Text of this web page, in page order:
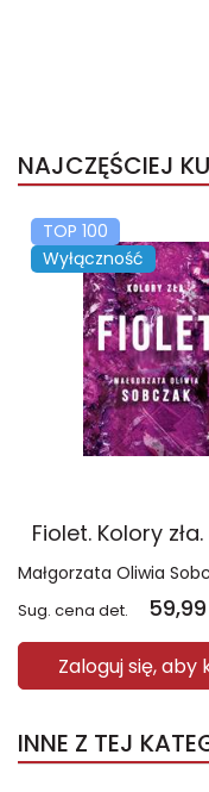
NAJCZĘŚCIEJ
TOP 100
Wyłączność
Fiolet. Kolory
Małgorzata Oliwia
Sug. cena det. 59,99
Zaloguj się, aby
INNE Z TEJ